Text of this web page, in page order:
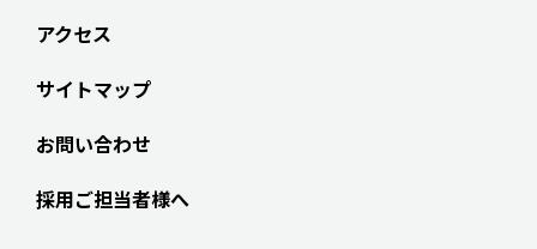
アクセス
サイトマップ
お問い合わせ
採用ご担当者様へ